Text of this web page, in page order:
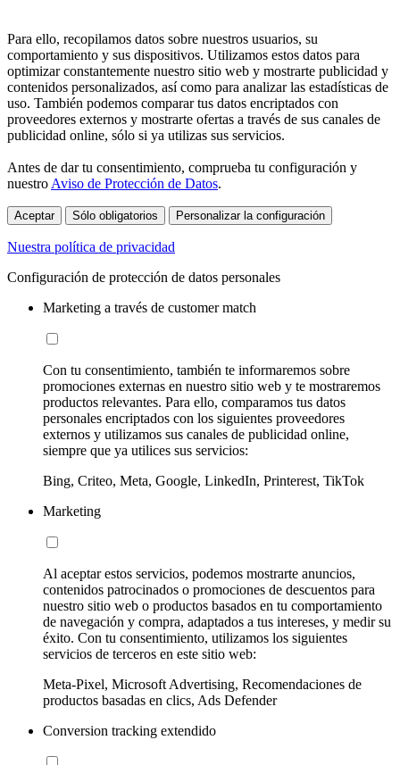
Para ello, recopilamos datos sobre nuestros usuarios, su
comportamiento y sus dispositivos. Utilizamos estos datos para
optimizar constantemente nuestro sitio web y mostrarte publicidad y
contenidos personalizados, así como para analizar las estadísticas de
uso. También podemos comparar tus datos encriptados con
proveedores externos y mostrarte ofertas a través de sus canales de
publicidad online, sólo si ya utilizas sus servicios.
Antes de dar tu consentimiento, comprueba tu configuración y
nuestro Aviso de Protección de Datos.
Aceptar Sólo obligatorios Personalizar la configuración
Nuestra política de privacidad
Configuración de protección de datos personales
Marketing a través de customer match
Con tu consentimiento, también te informaremos sobre
promociones externas en nuestro sitio web y te mostraremos
productos relevantes. Para ello, comparamos tus datos
personales encriptados con los siguientes proveedores
externos y utilizamos sus canales de publicidad online,
siempre que ya utilices sus servicios:
Bing, Criteo, Meta, Google, LinkedIn, Printerest, TikTok
Marketing
Al aceptar estos servicios, podemos mostrarte anuncios,
contenidos patrocinados o promociones de descuentos para
nuestro sitio web o productos basados en tu comportamiento
de navegación y compra, adaptados a tus intereses, y medir su
éxito. Con tu consentimiento, utilizamos los siguientes
servicios de terceros en este sitio web:
Meta-Pixel, Microsoft Advertising, Recomendaciones de
productos basadas en clics, Ads Defender
Conversion tracking extendido